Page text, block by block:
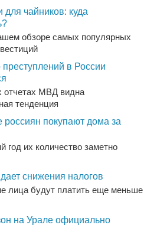
для чайников: куда
обзоре самых популярных
преступлений в России
отчетах МВД видна
тенденция
россиян покупают дома за
год их количество заметно
снижения налогов
лица будут платить еще меньше
на Урале официально